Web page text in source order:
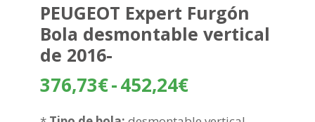
PEUGEOT Expert Furgón
Bola desmontable vertical
de 2016-
376,73€-452,24€Rango